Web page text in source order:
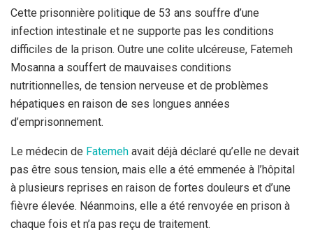
Cette prisonnière politique de 53 ans souffre d’une
infection intestinale et ne supporte pas les conditions
difficiles de la prison. Outre une colite ulcéreuse, Fatemeh
Mosanna a souffert de mauvaises conditions
nutritionnelles, de tension nerveuse et de problèmes
hépatiques en raison de ses longues années
d’emprisonnement.
Le médecin de Fatemeh avait déjà déclaré qu’elle ne devait
pas être sous tension, mais elle a été emmenée à l’hôpital
à plusieurs reprises en raison de fortes douleurs et d’une
fièvre élevée. Néanmoins, elle a été renvoyée en prison à
chaque fois et n’a pas reçu de traitement.